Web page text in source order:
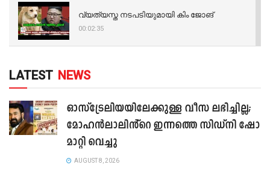
വ്യത്യസ്ത നടപടിയുമായി കിം ജോങ്
00:02:35
LATEST NEWS
ഓസ്‌ട്രേലിയയിലേക്കുള്ള വീസ ലഭിച്ചില്ല;
മോഹൻലാലിൻ്റെ ഇന്നത്തെ സിഡ്നി ഷോ
മാറ്റി വെച്ചു
AUGUST 8, 2026